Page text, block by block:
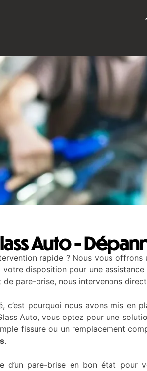
Auto -
rapide ? Nous vous offrons
disposition pour une
pare-brise, nous intervenons
pourquoi nous avons mis en
Auto, vous optez pour une
fissure ou un remplacement
.
d’un pare-brise en bon état